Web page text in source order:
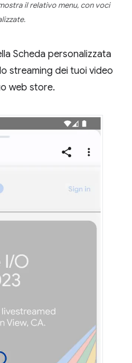
il relativo menu, con voci
Scheda personalizzata
streaming dei tuoi video
web store.